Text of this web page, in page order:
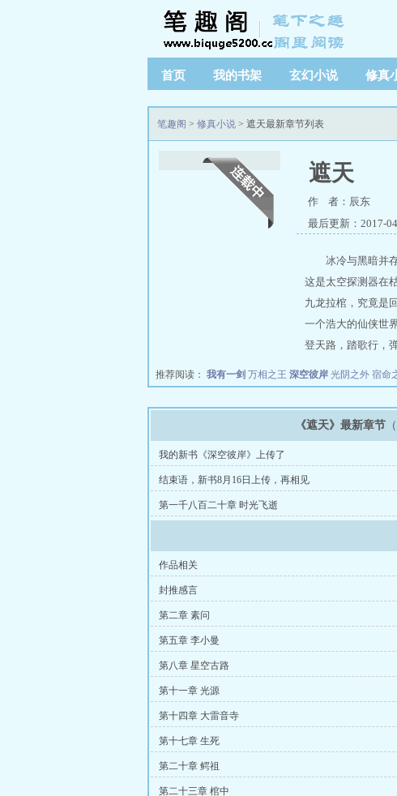
首页 我的书架 玄幻小说 修真
笔趣阁 > 修真小说 > 遮天最新章节列表
遮天
作 者：辰东
最后更新：2017-
冰冷与黑暗并
这是太空探测器在
九龙拉棺，究竟是
一个浩大的仙侠世
登天路，踏歌行，
推荐阅读： 我有一剑 万相之王 深空彼岸 光阴之外 宿命
《遮天》最新章节
我的新书《深空彼岸》上传了
结束语，新书8月16日上传，再相见
第一千八百二十章 时光飞逝
作品相关
封推感言
第二章 素问
第五章 李小曼
第八章 星空古路
第十一章 光源
第十四章 大雷音寺
第十七章 生死
第二十章 鳄祖
第二十三章 棺中